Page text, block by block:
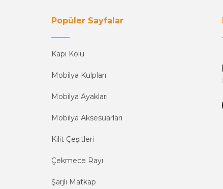
Popüler Sayfalar
Kapı Kolu
Mobilya Kulpları
Mobilya Ayakları
Mobilya Aksesuarları
Kilit Çeşitleri
Çekmece Rayı
Şarjlı Matkap